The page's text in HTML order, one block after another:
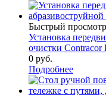
Быстрый просмотр
Установка
очистки Contracor
0 руб.
Подробнее